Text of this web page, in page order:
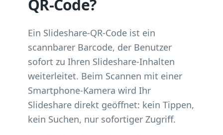
QR-Code?
Ein Slideshare-QR-Code ist ein
scannbarer Barcode, der Benutzer
sofort zu Ihren Slideshare-Inhalten
weiterleitet. Beim Scannen mit einer
Smartphone-Kamera wird Ihr
Slideshare direkt geöffnet: kein Tippen,
kein Suchen, nur sofortiger Zugriff.